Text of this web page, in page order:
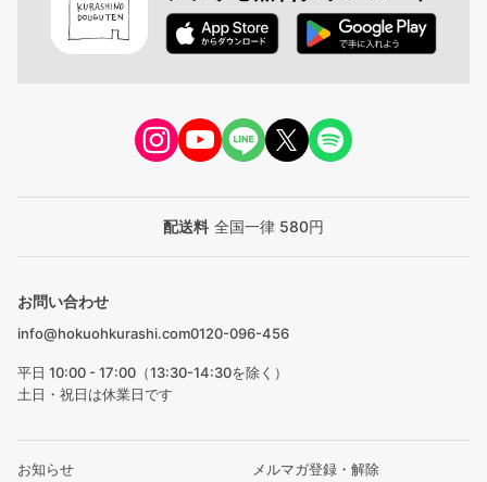
配送料 全国一律 580円
お問い合わせ
info@hokuohkurashi.com0120-096-456
平日 10:00 - 17:00（13:30-14:30を除く）
土日・祝日は休業日です
お知らせ メルマガ登録・解除